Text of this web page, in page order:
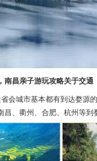
南昌亲子游玩攻略关于交通
会城市基本都有到达婺源
、衢州、合肥、杭州等到